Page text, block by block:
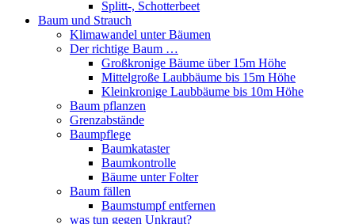
Splitt-, Schotterbeet
Baum und Strauch
Klimawandel unter Bäumen
Der richtige Baum …
Großkronige Bäume über 15m Höhe
Mittelgroße Laubbäume bis 15m Höhe
Kleinkronige Laubbäume bis 10m Höhe
Baum pflanzen
Grenzabstände
Baumpflege
Baumkataster
Baumkontrolle
Bäume unter Folter
Baum fällen
Baumstumpf entfernen
was tun gegen Unkraut?